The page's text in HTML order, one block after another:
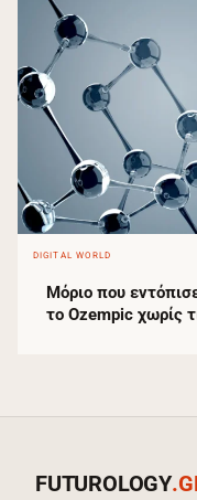
DIGITAL WORLD
Μόριο που
το Ozempic χωρίς
FUTUROLOGY